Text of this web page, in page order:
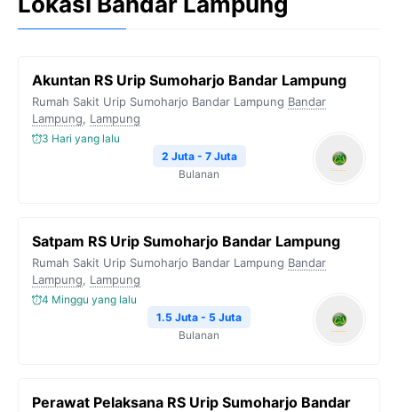
Akuntan RS Urip Sumoharjo Bandar Lampung
Rumah Sakit Urip Sumoharjo Bandar Lampung Bandar
Lampung, Lampung
3 Hari yang lalu
2 Juta - 7 Juta
Bulanan
Satpam RS Urip Sumoharjo Bandar Lampung
Rumah Sakit Urip Sumoharjo Bandar Lampung Bandar
Lampung, Lampung
4 Minggu yang lalu
1.5 Juta - 5 Juta
Bulanan
Perawat Pelaksana RS Urip Sumoharjo Bandar